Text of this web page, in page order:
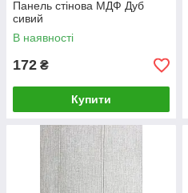
Панель стінова МДФ Дуб
сивий
В наявності
172 ₴
Купити